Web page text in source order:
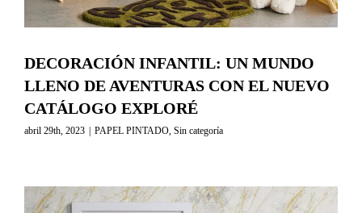
DECORACIÓN INFANTIL: UN MUNDO
LLENO DE AVENTURAS CON EL NUEVO
CATÁLOGO EXPLORÉ
abril 29th, 2023 | PAPEL PINTADO Sin categoría